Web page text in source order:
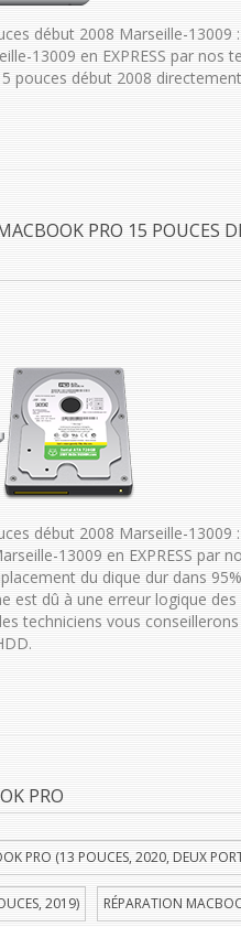
début 2008 Marseille-13009
13009 en EXPRESS par nos
pouces début 2008
PRO 15 POUCES
début 2008 Marseille-13009
13009 en EXPRESS par
du dique dur dans
est dû à une erreur logique
techniciens vous
PRO
PRO (13 POUCES, 2020, DEUX
2019) RÉPARATION